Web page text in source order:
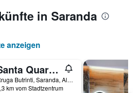
in Saranda
anzeigen
Santa Quaranta Premium Resort
Rruga Butrinti, Saranda, Albanien
km vom Stadtzentrum